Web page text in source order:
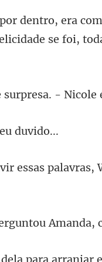
se
surpresa. -
ir essas palavras,